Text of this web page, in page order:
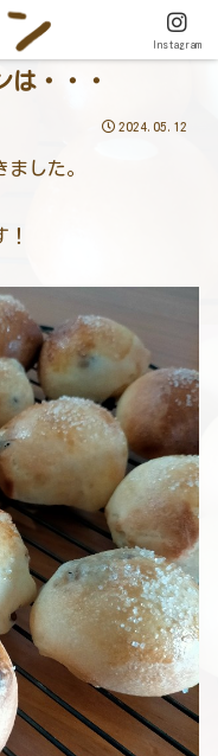
・・・
2024.05.12
した。
Instagram